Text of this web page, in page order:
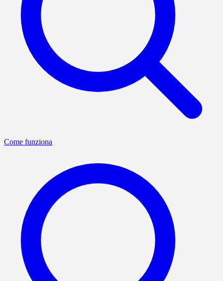
Come funziona